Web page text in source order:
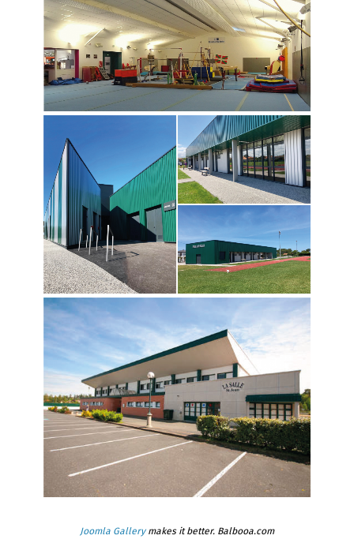
Joomla Gallerymakes it better. Balbooa.com